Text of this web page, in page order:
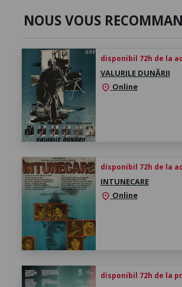
NOUS VOUS
disponibil 72h de la
VALURILE DUNĂRII
location_on Online
disponibil 72h de la
INTUNECARE
location_on Online
disponibil 72h de la